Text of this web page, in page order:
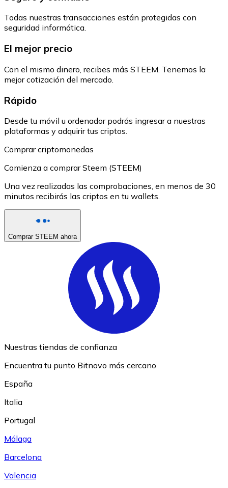
Todas nuestras transacciones están protegidas con
seguridad informática.
El mejor precio
Con el mismo dinero, recibes más STEEM. Tenemos la
mejor cotización del mercado.
Rápido
Desde tu móvil u ordenador podrás ingresar a nuestras
plataformas y adquirir tus criptos.
Comprar criptomonedas
Comienza a comprar Steem (STEEM)
Una vez realizadas las comprobaciones, en menos de 30
minutos recibirás las criptos en tu wallets.
Comprar STEEM ahora
Nuestras tiendas de confianza
Encuentra tu punto Bitnovo más cercano
España
Italia
Portugal
Málaga
Barcelona
Valencia